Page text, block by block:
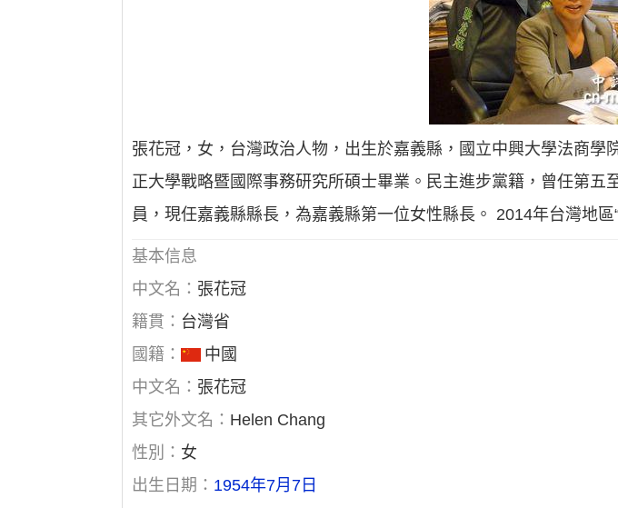
張花冠，女，台灣政治人物，出生於嘉義縣，國立中興大學法商學
正大學戰略暨國際事務研究所碩士畢業。民主進步黨籍，曾任第
員，現任嘉義縣縣長，為嘉義縣第一位女性縣長。 2014年台灣地區
基本信息
中文名： 張花冠
籍貫： 台灣省
國籍：
中國
中文名： 張花冠
其它外文名： Helen Chang
性別： 女
出生日期： 1954年7月7日